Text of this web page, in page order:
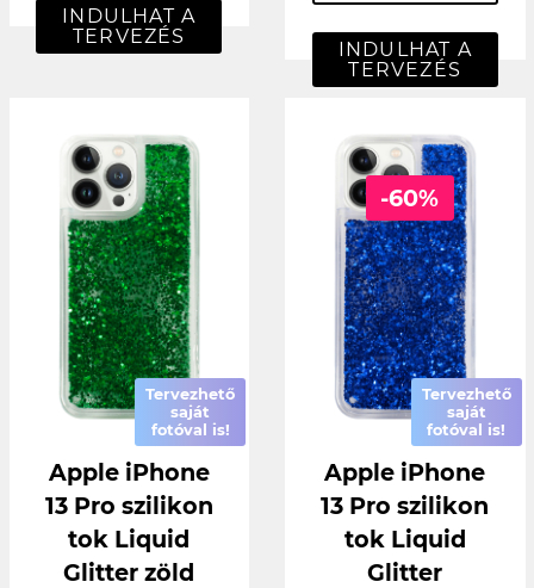
INDULHAT A
TERVEZÉS
INDULHAT A
TERVEZÉS
Tervezhető
saját
fotóval is!
Apple iPhone
13 Pro szilikon
tok Liquid
Glitter zöld
-60%
Tervezhető
saját
fotóval is!
Apple iPhone
13 Pro szilikon
tok Liquid
Glitter